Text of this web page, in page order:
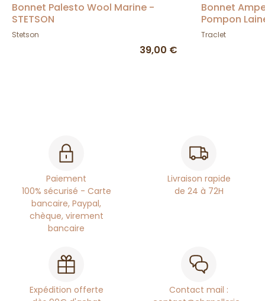
Bonnet Palesto Wool Marine -
STETSON
Stetson
39,00 €
Bonnet
Pompon
Traclet
Paiement
100% sécurisé - Carte
bancaire, Paypal,
chèque, virement
bancaire
Livraison rapide
de 24 à 72H
Expédition offerte
Contact mail :